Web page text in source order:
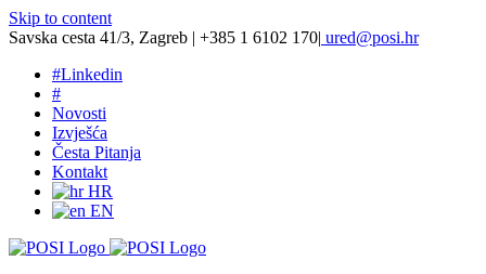
Skip to content
Savska cesta 41/3, Zagreb | +385 1 6102 170| ured@posi.hr
#Linkedin
#
Novosti
Izvješća
Česta Pitanja
Kontakt
HR
EN